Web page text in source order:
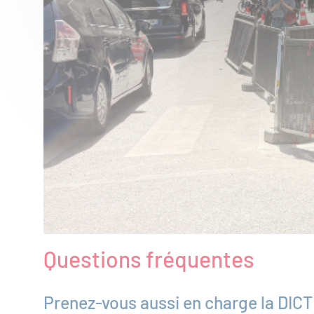
Questions fréquentes
Prenez-vous aussi en charge la